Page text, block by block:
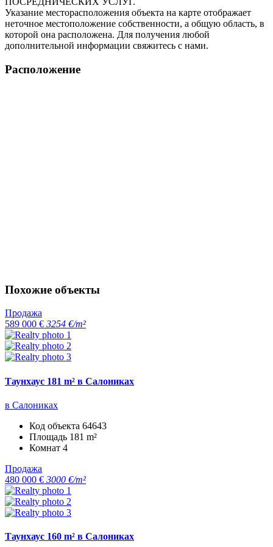
Указание месторасположения объекта на карте отображает
неточное местоположение собственности, а общую область, в
которой она расположена. Для получения любой
дополнительной информации свяжитесь с нами.
Расположение
Похожие объекты
Продажа
589 000 € 3254 €/m²
Таунхаус 181 m² в Салониках
в Салониках
Код объекта 64643
Площадь 181 m²
Комнат 4
Продажа
480 000 € 3000 €/m²
Таунхаус 160 m² в Салониках